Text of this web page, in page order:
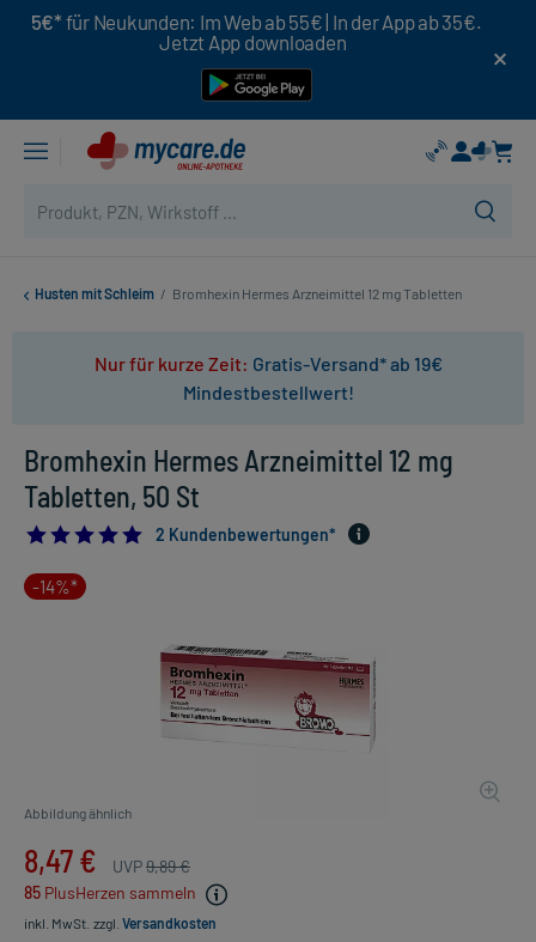
5€* für Neukunden: Im Web ab 55€ | In der App ab 35€.
Jetzt App downloaden
Husten mit Schleim / Bromhexin Hermes Arzneimittel 12 mg Tabletten
Nur für kurze Zeit: Gratis-Versand* ab 19€
Mindestbestellwert!
Bromhexin Hermes Arzneimittel 12 mg
Tabletten, 50 St
5.0
2 Kundenbewertungen*
-14%*
Abbildung ähnlich
8,47 € UVP9,89 €
85 PlusHerzen sammeln
inkl. MwSt. zzgl. Versandkosten